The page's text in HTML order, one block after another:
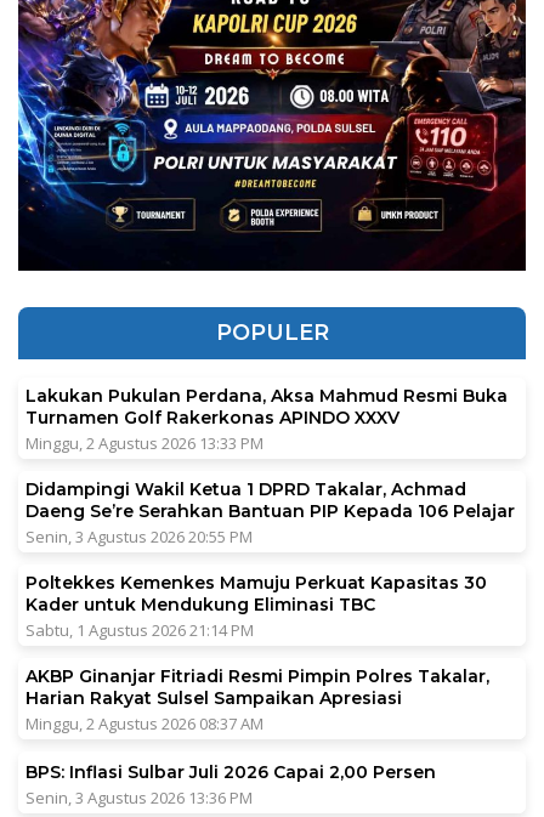
POPULER
Lakukan Pukulan Perdana, Aksa Mahmud Resmi Buka
Turnamen Golf Rakerkonas APINDO XXXV
Minggu, 2 Agustus 2026 13:33 PM
Didampingi Wakil Ketua 1 DPRD Takalar, Achmad
Daeng Se’re Serahkan Bantuan PIP Kepada 106 Pelajar
Senin, 3 Agustus 2026 20:55 PM
Poltekkes Kemenkes Mamuju Perkuat Kapasitas 30
Kader untuk Mendukung Eliminasi TBC
Sabtu, 1 Agustus 2026 21:14 PM
AKBP Ginanjar Fitriadi Resmi Pimpin Polres Takalar,
Harian Rakyat Sulsel Sampaikan Apresiasi
Minggu, 2 Agustus 2026 08:37 AM
BPS: Inflasi Sulbar Juli 2026 Capai 2,00 Persen
Senin, 3 Agustus 2026 13:36 PM